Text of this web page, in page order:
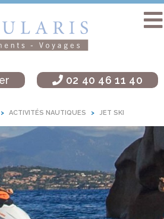
Accueil
Séminaire
sur une île
Activités
Autres
destinations
02 40 46 11 40
ACTIVITÉS NAUTIQUES JET SKI